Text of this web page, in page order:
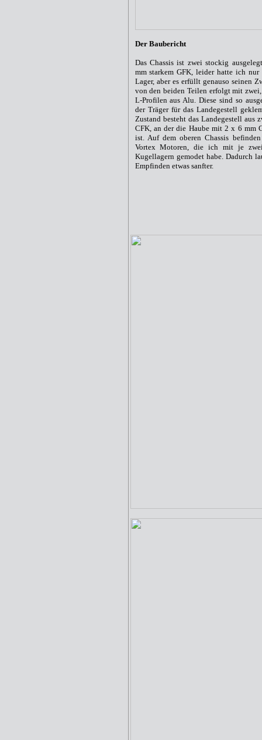
Der Baubericht
Das Chassis ist zwei stockig
mm starkem GFK, leider hatte ich
Lager, aber es erfüllt genauso seinen
von den beiden Teilen erfolgt mit
L-Profilen aus Alu. Diese sind so
der Träger für das Landegestell
Zustand besteht das Landegestell aus
CFK, an der die Haube mit 2 x 6 mm
ist. Auf dem oberen Chassis
Vortex Motoren, die ich mit je
Kugellagern gemodet habe. Dadurch
Empfinden etwas sanfter.